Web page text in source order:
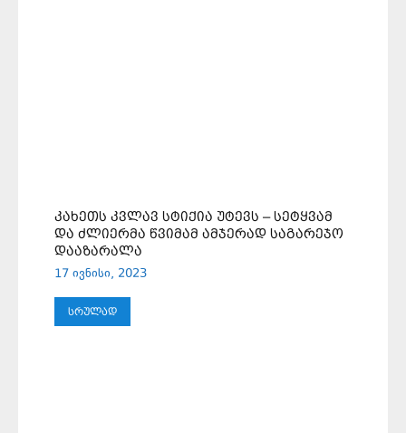
ᲙᲐᲮᲔᲗᲡ ᲙᲕᲚᲐᲕ ᲡᲢᲘᲥᲘᲐ ᲣᲢᲔᲕᲡ – ᲡᲔᲢᲧᲕᲐᲛ
ᲓᲐ ᲫᲚᲘᲔᲠᲛᲐ ᲬᲕᲘᲛᲐᲛ ᲐᲛᲯᲔᲠᲐᲓ ᲡᲐᲒᲐᲠᲔᲯᲝ
ᲓᲐᲐᲖᲐᲠᲐᲚᲐ
17 ივნისი, 2023
ᲡᲠᲣᲚᲐᲓ